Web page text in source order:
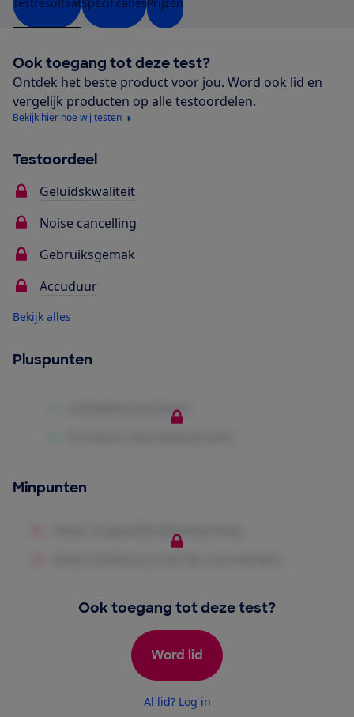
Ook toegang tot deze test?
Ontdek het beste product voor jou. Word ook lid en
vergelijk producten op alle testoordelen.
Bekijk hier hoe wij testen
Testoordeel
Geluidskwaliteit
Noise cancelling
Gebruiksgemak
Accuduur
Bekijk alles
Pluspunten
Minpunten
Ook toegang tot deze test?
Word lid
Al lid? Log in